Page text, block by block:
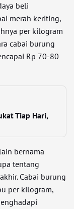
beli
merah keriting,
per kilogram
cabai burung
Rp 70-80
Tiap Hari,
bernama
tentang
Cabai burung
per kilogram,